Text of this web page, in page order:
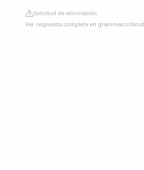
Solicitud de eliminación
Ver respuesta completa en